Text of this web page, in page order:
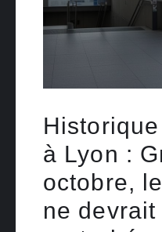
à Lyon :
octobre,
ne